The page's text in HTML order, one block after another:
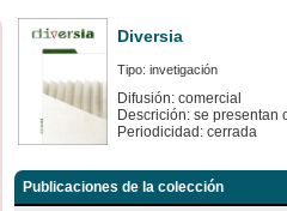
Diversia
Tipo: invetigación
Difusión: comercial
Descrición: se presentan
Periodicidad: cerrada
Publicaciones de la colección